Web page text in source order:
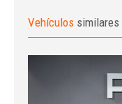
Vehículos similares